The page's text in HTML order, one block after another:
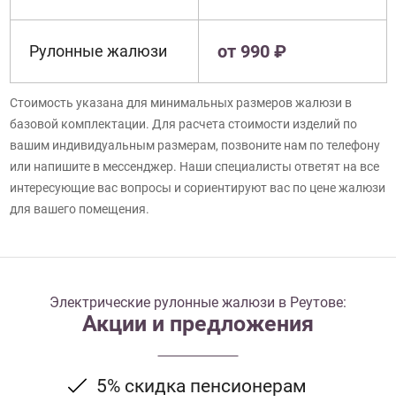
Рулонные жалюзи от 990 ₽
Стоимость указана для минимальных размеров жалюзи в
базовой комплектации. Для расчета стоимости изделий по
вашим индивидуальным размерам, позвоните нам по телефону
или напишите в мессенджер. Наши специалисты ответят на все
интересующие вас вопросы и сориентируют вас по цене жалюзи
для вашего помещения.
Электрические рулонные жалюзи в Реутове:
Акции и предложения
5% скидка пенсионерам